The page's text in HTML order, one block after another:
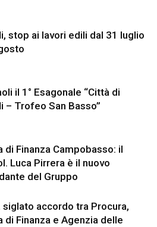
stop ai lavori edili dal 31 luglio
il 1° Esagonale “Città di
– Trofeo San Basso”
di Finanza Campobasso: il
Luca Pirrera è il nuovo
del Gruppo
siglato accordo tra Procura,
di Finanza e Agenzia delle